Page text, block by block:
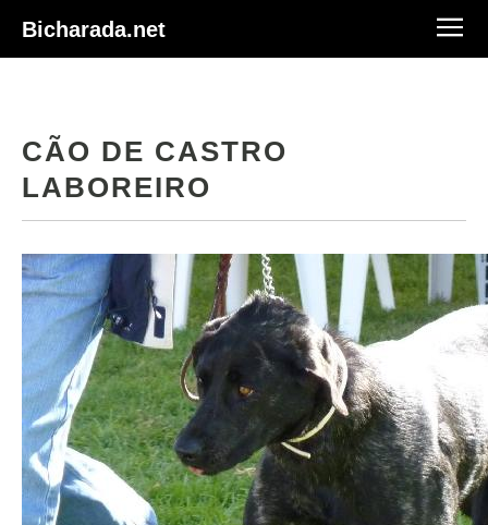
Bicharada.net
CÃO DE CASTRO
LABOREIRO